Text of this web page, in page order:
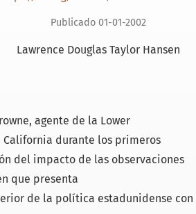
Publicado 01-01-2002
Lawrence Douglas Taylor Hansen
agente de la Lower
Ca­lifornia durante los primeros
del im­pacto de las observaciones
que presenta
de la política estadunidense con